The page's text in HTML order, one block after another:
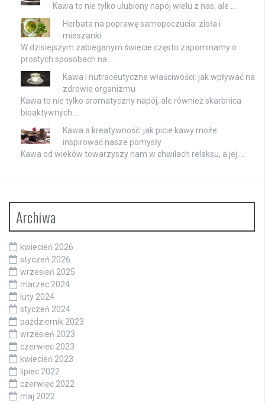
Kawa to nie tylko ulubiony napój wielu z nas, ale …
Herbata na poprawę samopoczucia: zioła i
mieszanki
W dzisiejszym zabieganym świecie często zapominamy o
prostych sposobach na …
Kawa i nutraceutyczne właściwości: jak wpływać na
zdrowie organizmu
Kawa to nie tylko aromatyczny napój, ale również skarbnica
bioaktywnych …
Kawa a kreatywność: jak picie kawy może
inspirować nasze pomysły
Kawa od wieków towarzyszy nam w chwilach relaksu, a jej …
Archiwa
kwiecień 2026
styczeń 2026
wrzesień 2025
marzec 2024
luty 2024
styczeń 2024
październik 2023
wrzesień 2023
czerwiec 2023
kwiecień 2023
lipiec 2022
czerwiec 2022
maj 2022